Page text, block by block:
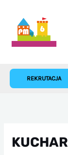
treści
REKRUTACJA